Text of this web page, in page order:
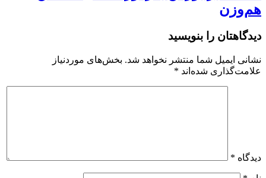
هم‌وزن
دیدگاهتان را بنویسید
نشانی ایمیل شما منتشر نخواهد شد. بخش‌های موردنیاز
علامت‌گذاری شده‌اند *
دیدگاه *